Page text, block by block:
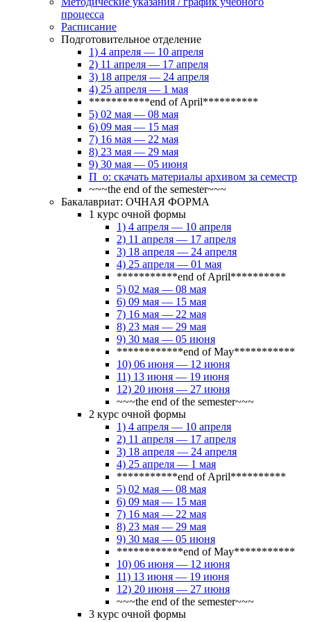
процесса
Расписание
Подготовительное отделение
1) 4 апреля — 10 апреля
2) 11 апреля — 17 апреля
3) 18 апреля — 24 апреля
4) 25 апреля — 1 мая
***********end of April**********
5) 02 мая — 08 мая
6) 09 мая — 15 мая
7) 16 мая — 22 мая
8) 23 мая — 29 мая
9) 30 мая — 05 июня
П_о: скачать материалы архивом за семестр
~~~the end of the semester~~~
Бакалавриат: ОЧНАЯ ФОРМА
1 курс очной формы
1) 4 апреля — 10 апреля
2) 11 апреля — 17 апреля
3) 18 апреля — 24 апреля
4) 25 апреля — 01 мая
***********end of April**********
5) 02 мая — 08 мая
6) 09 мая — 15 мая
7) 16 мая — 22 мая
8) 23 мая — 29 мая
9) 30 мая — 05 июня
************end of May***********
10) 06 июня — 12 июня
11) 13 июня — 19 июня
12) 20 июня — 27 июня
~~~the end of the semester~~~
2 курс очной формы
1) 4 апреля — 10 апреля
2) 11 апреля — 17 апреля
3) 18 апреля — 24 апреля
4) 25 апреля — 1 мая
***********end of April**********
5) 02 мая — 08 мая
6) 09 мая — 15 мая
7) 16 мая — 22 мая
8) 23 мая — 29 мая
9) 30 мая — 05 июня
************end of May***********
10) 06 июня — 12 июня
11) 13 июня — 19 июня
12) 20 июня — 27 июня
~~~the end of the semester~~~
3 курс очной формы